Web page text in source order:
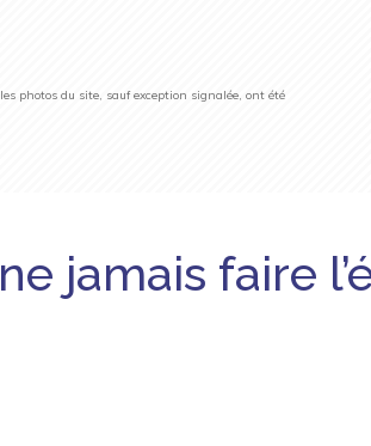
photos du site, sauf exception signalée, ont été
jamais faire